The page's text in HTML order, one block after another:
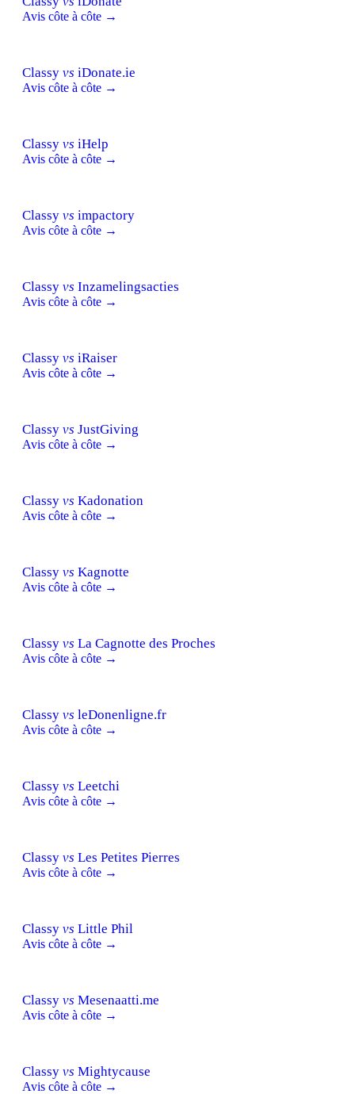
Avis côte à côte →
Classy vs iDonate.ie
Avis côte à côte →
Classy vs iHelp
Avis côte à côte →
Classy vs impactory
Avis côte à côte →
Classy vs Inzamelingsacties
Avis côte à côte →
Classy vs iRaiser
Avis côte à côte →
Classy vs JustGiving
Avis côte à côte →
Classy vs Kadonation
Avis côte à côte →
Classy vs Kagnotte
Avis côte à côte →
Classy vs La Cagnotte des Proches
Avis côte à côte →
Classy vs leDonenligne.fr
Avis côte à côte →
Classy vs Leetchi
Avis côte à côte →
Classy vs Les Petites Pierres
Avis côte à côte →
Classy vs Little Phil
Avis côte à côte →
Classy vs Mesenaatti.me
Avis côte à côte →
Classy vs Mightycause
Avis côte à côte →